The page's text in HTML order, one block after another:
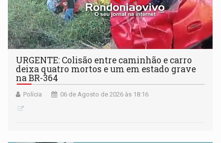
URGENTE: Colisão entre caminhão e carro
deixa quatro mortos e um em estado grave
na BR-364
Polícia 06 de Agosto de 2026 às 18:16